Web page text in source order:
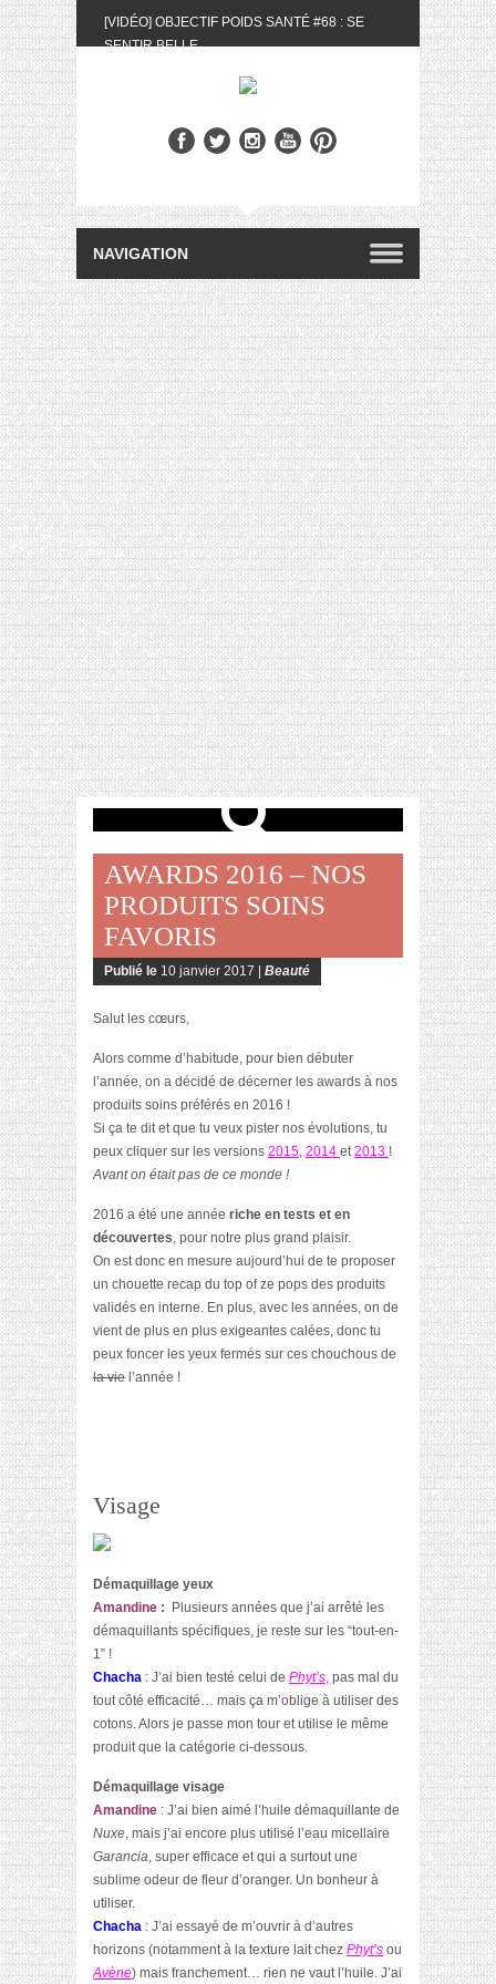
[VIDÉO] OBJECTIF POIDS SANTÉ #68 : SE
SENTIR BELLE
BIOTYFULL BOX DU MOIS DE MAI 2024 FEAT.
[VIDÉO] QUITOQUE #10 : MEAL PREP &
CONVIVIALITÉ
[VIDÉO] UNBOXING : LES MY LITTLE &
BIOTYFULL BOX DU MOIS D’AVRIL 2024
FEAT. AKILA
[VIDÉO] OBJECTIF POIDS SANTÉ #67 : L’AVIS
DES AUTRES, CE N’EST QUE LA VIE DES
AUTRES
[VIDÉO] UNBOXING : LES MY LITTLE &
BIOTYFULL BOX DES MOIS DE FÉVRIER ET
MARS 2024 FEAT. AKILA
[VIDÉO] LA SÉLECTION DU MOIS
#JANVIER2024
[VIDÉO] HELLOFRESH #34 : IDÉES
RECETTES RISOTTO
AWARDS 2016 – NOS
PRODUITS SOINS
FAVORIS
Publié le 10 janvier 2017 | Beauté
Salut les cœurs,
Alors comme d’habitude, pour bien débuter
l’année, on a décidé de décerner les awards à nos
produits soins préférés en 2016 !
Si ça te dit et que tu veux pister nos évolutions, tu
peux cliquer sur les versions 2015, 2014 et2013 !
Avant on était pas de ce monde !
2016 a été une année riche en tests et en
découvertes, pour notre plus grand plaisir.
On est donc en mesure aujourd’hui de te proposer
un chouette recap du top of ze pops des produits
validés en interne. En plus, avec les années, on de
vient de plus en plus exigeantes calées, donc tu
peux foncer les yeux fermés sur ces chouchous de
la vie l’année !
Visage
Démaquillage yeux
Amandine : Plusieurs années que j’ai arrêté les
démaquillants spécifiques, je reste sur les “tout-en-
1” !
Chacha : J’ai bien testé celui de Phyt’s, pas mal du
tout côté efficacité… mais ça m’oblige à utiliser des
cotons. Alors je passe mon tour et utilise le même
produit que la catégorie ci-dessous.
Démaquillage visage
Amandine : J’ai bien aimé l’huile démaquillante de
Nuxe, mais j’ai encore plus utilisé l’eau micellaire
Garancia, super efficace et qui a surtout une
sublime odeur de fleur d’oranger. Un bonheur à
utiliser.
Chacha : J’ai essayé de m’ouvrir à d’autres
horizons (notamment à la texture lait chez Phyt’s ou
Avène) mais franchement… rien ne vaut l’huile. J’ai